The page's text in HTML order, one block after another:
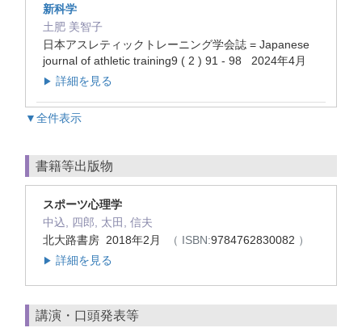
新科学
土肥 美智子
日本アスレティックトレーニング学会誌 = Japanese
journal of athletic training9 ( 2 ) 91 - 98 2024年4月
▶ 詳細を見る
▼全件表示
書籍等出版物
スポーツ心理学
中込, 四郎, 太田, 信夫
北大路書房 2018年2月
（ ISBN:9784762830082 ）
▶ 詳細を見る
講演・口頭発表等